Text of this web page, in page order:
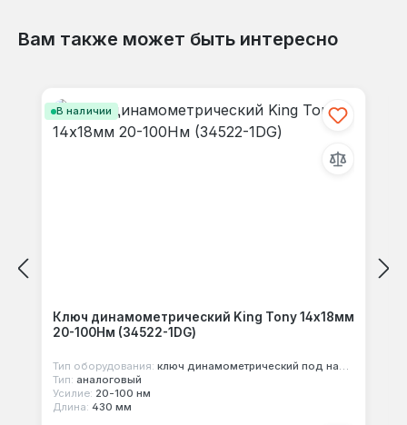
Вам также может быть интересно
В наличии
Ключ динамометрический King Tony 14х18мм
20-100Нм (34522-1DG)
Тип оборудования: ключ динамометрический под насадки
Тип: аналоговый
Усилие: 20-100 нм
Длина: 430 мм